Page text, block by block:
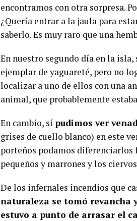
encontramos con otra sorpresa.
¿Quería entrar a la jaula para
saberlo. Es muy raro que una
En nuestro segundo día en la
ejemplar de yaguareté, pero no
localizar a uno de ellos con una
animal, que probablemente
En cambio, sí pudimos ver
grises de cuello blanco) en este
porteños podamos diferenciarlos
pequeños y marrones y los
De los infernales incendios que
naturaleza se tomó revancha
estuvo a punto de arrasar el